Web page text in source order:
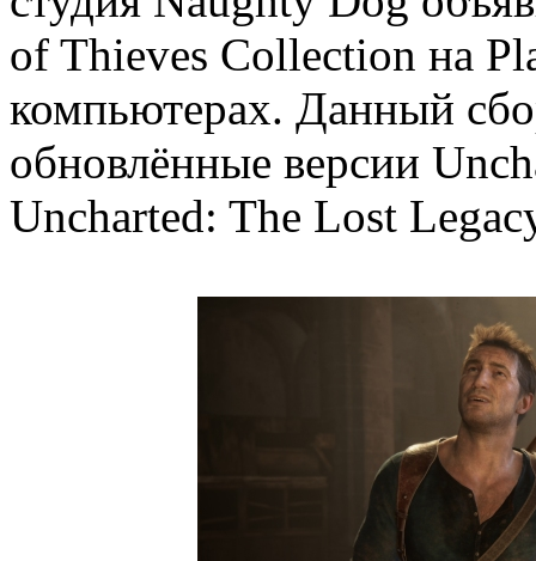
of Thieves Collection на
компьютерах. Данный
обновлённые версии
Uncharted: The Lost